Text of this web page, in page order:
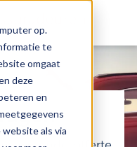
op.
te
omgaat
deze
en
website als via